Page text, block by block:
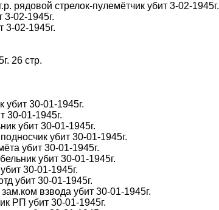
рядовой стрелок-пулемётчик убит 3-02-1945г.
3-02-1945г.
3-02-1945г.
26 стр.
убит 30-01-1945г.
30-01-1945г.
убит 30-01-1945г.
убит 30-01-1945г.
убит 30-01-1945г.
убит 30-01-1945г.
30-01-1945г.
убит 30-01-1945г.
зам.ком взвода убит 30-01-1945г.
РП убит 30-01-1945г.